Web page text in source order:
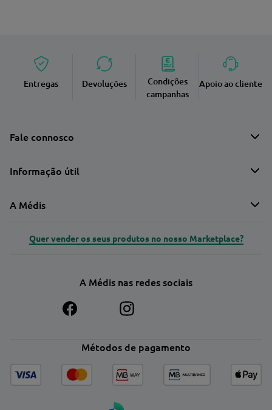
Entregas Devoluções
Condições
campanhas
Apoio ao cliente
Fale connosco
Informação útil
A Médis
Quer vender os seus produtos no nosso Marketplace?
A Médis nas redes sociais
Métodos de pagamento